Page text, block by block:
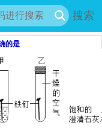
搜索
的是